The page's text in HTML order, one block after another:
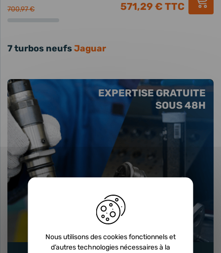
EXPERTISE GRATUITE
SOUS 48H
700,97 € 571,29 € TTC
7 turbos neufsJaguar
Nous utilisons des cookies fonctionnels et
d’autres technologies nécessaires à la